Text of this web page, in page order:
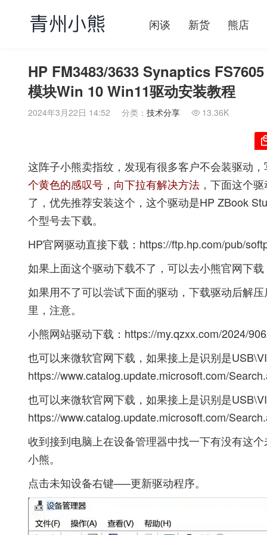
闲谈 新货 熊店
HP FM3483/3633 Synaptics
模块Win 10 Win11驱动安装教程
2024年3月22日 14:52 分类： 技术分享  13.36K
这阵子小熊卖指纹，发现有很多客户不会装驱动
个黄色的感叹号，向下拉有解决方法 ，下面这个
了，优先推荐安装这个，这个驱动是HP ZBook
个型号去下载。
HP官网驱动直接下载： https://ftp.hp.com/pub/
如果上面这个驱动下载不了，可以去小熊官网下载
如果用不了可以尝试下面的驱动，下载驱动后解
里，注意。
小熊网站驱动下载： https://my.qzxx.com/2024/
也可以来微软官网下载，如果接上是识别是
https://www.catalog.update.microsoft.com/
也可以来微软官网下载，如果接上是识别是
https://www.catalog.update.microsoft.com/
收到接到电脑上在设备管理器中找一下有没有这
小熊。
点击未知设备右键—–更新驱动程序。